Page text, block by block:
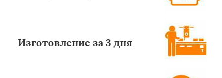
Изготовление за 3 дня